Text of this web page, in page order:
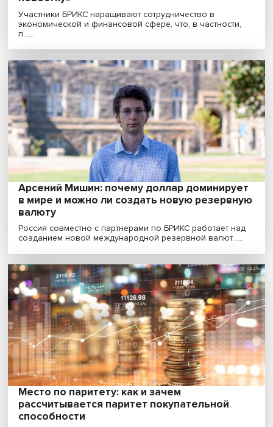
Как поймать момент, если метаболизм
очень быстрый: в Вышке обсудили работу
финансовых рынков
Появление криптовалют, пандемия, развитие
инвестирования оказывают влияние на архитект......
«Только пройдя через серию
военных кризисов, мир сможет прийти к
договоренностям о новых правилах